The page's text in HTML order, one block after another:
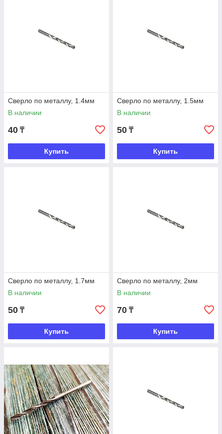
Сверло по металлу, 1.4мм
В наличии
40 ₸
Купить
Сверло по металлу, 1.5мм
В наличии
50 ₸
Купить
Сверло по металлу, 1.7мм
В наличии
50 ₸
Купить
Сверло по металлу, 2мм
В наличии
70 ₸
Купить